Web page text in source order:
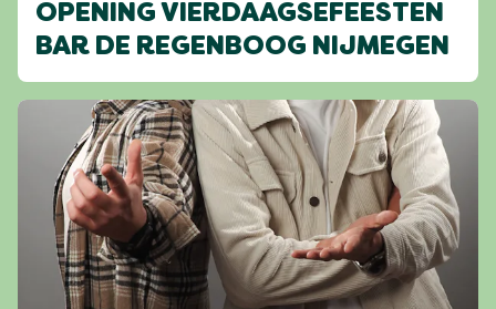
OPENING VIERDAAGSEFEESTEN
BAR DE REGENBOOG NIJMEGEN